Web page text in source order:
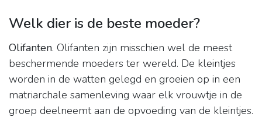
Welk dier is de beste moeder?
Olifanten. Olifanten zijn misschien wel de meest
beschermende moeders ter wereld. De kleintjes
worden in de watten gelegd en groeien op in een
matriarchale samenleving waar elk vrouwtje in de
groep deelneemt aan de opvoeding van de kleintjes.